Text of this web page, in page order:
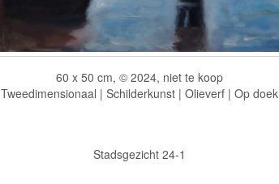
60 x 50 cm, © 2024, niet te koop
Tweedimensionaal | Schilderkunst | Olieverf | Op doek
Stadsgezicht 24-1